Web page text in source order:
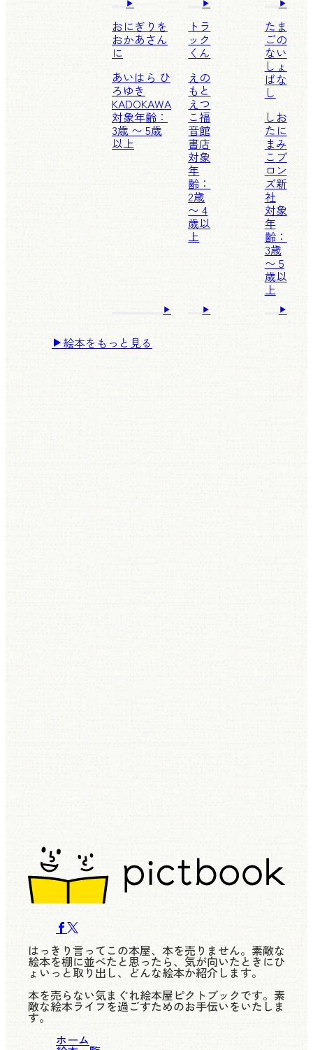
おにぎりを
おかあさん
に
あいはら ひ
ろゆき
KADOKAWA
対象年齢：
3歳 〜 5歳
以上
トラ
ック
くん
えの
もと
えつ
こ福
音館
書店
対象
年
齢：
2歳
〜 4
歳以
上
たま
ごの
ない
しょ
ばな
し
しお
たに
まみ
こ ブ
ロン
ズ新
社
対象
年
齢：
3歳
〜 5
歳以
上
絵本をもっと見る
はっきり言ってこの本屋、本を売りません。素敵な
絵本を棚に並べたと思ったら、気が向いたときにひ
ょいっと取り出し、どんな絵本か紹介します。
本を売らない気まぐれ絵本屋ピクトブックです。素
敵な絵本ライフを過ごすためのお手伝いをいたしま
す。
ホーム